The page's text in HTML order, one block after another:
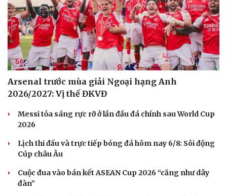
Arsenal trước mùa giải Ngoại hạng Anh
2026/2027: Vị thế ĐKVĐ
Messi tỏa sáng rực rỡ ở lần đầu đá chính sau World Cup
2026
Lịch thi đấu và trực tiếp bóng đá hôm nay 6/8: Sôi động
Cúp châu Âu
Cuộc đua vào bán kết ASEAN Cup 2026 “căng như dây
đàn”